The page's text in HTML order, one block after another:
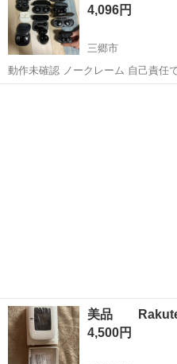
4,096円
三郷市
動作未確認 ノークレーム 自己責任
渡しです
美品
4,500円